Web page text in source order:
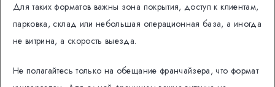
Для таких форматов важны зона покрытия, доступ к клиентам,
парковка, склад или небольшая операционная база, а иногда
не витрина, а скорость выезда.
Не полагайтесь только на обещание франчайзера, что формат